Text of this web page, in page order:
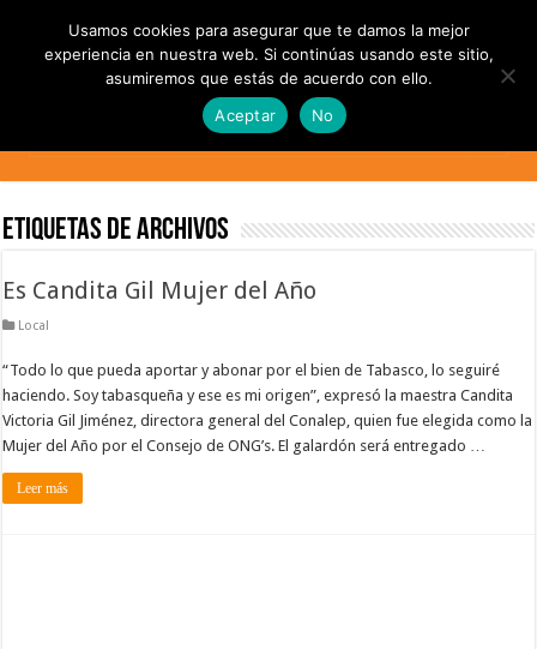
Etiquetas de Archivos
Es Candita Gil Mujer del Año
Local
“Todo lo que pueda aportar y abonar por el bien de Tabasco, lo seguiré
haciendo. Soy tabasqueña y ese es mi origen”, expresó la maestra Candita
Victoria Gil Jiménez, directora general del Conalep, quien fue elegida como la
Mujer del Año por el Consejo de ONG’s. El galardón será entregado …
Leer más
Usamos cookies para asegurar que te damos la mejor
experiencia en nuestra web. Si continúas usando este sitio,
asumiremos que estás de acuerdo con ello.
Aceptar
No